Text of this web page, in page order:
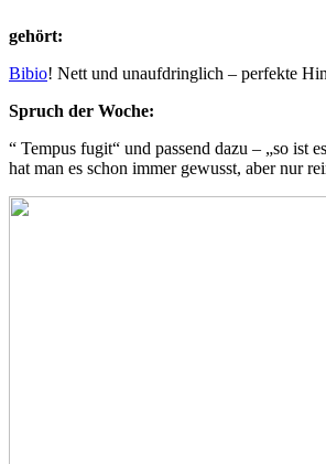
gehört:
Bibio! Nett und unaufdringlich – perfekte
Spruch der Woche:
“ Tempus fugit“ und passend dazu – „so ist
hat man es schon immer gewusst, aber nur